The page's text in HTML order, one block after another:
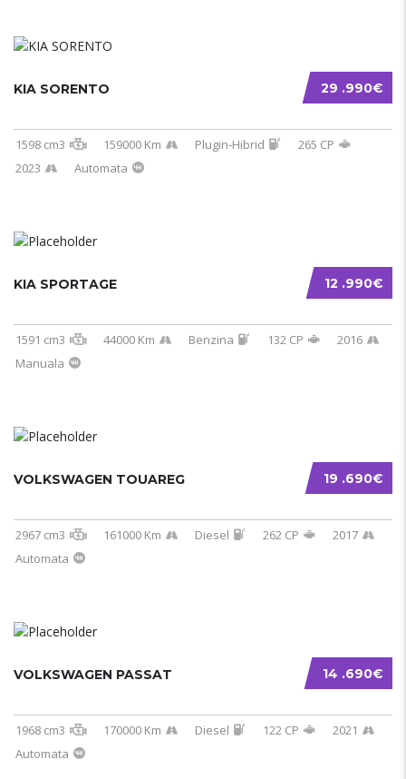
29 .990€
KIA SORENTO
1598 cm3 159000 Km Plugin-Hibrid
265 CP
2023
Automata
12 .990€
KIA SPORTAGE
1591 cm3 44000 Km Benzina 132 CP
2016
Manuala
19 .690€
VOLKSWAGEN TOUAREG
2967 cm3 161000 Km Diesel 262 CP
2017
Automata
14 .690€
VOLKSWAGEN PASSAT
1968 cm3 170000 Km Diesel 122 CP
2021
Automata